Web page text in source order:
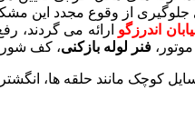
از وقوع مجدد این
اندرزگو ارائه می گردند،
فنر لوله بازکنی، کف
کوچک مانند حلقه ها،